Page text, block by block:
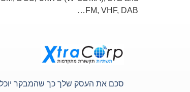
FM, VHF, DAB…
סכם את העסק שלך כך שהמבקר